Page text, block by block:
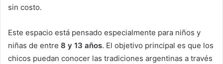
sin costo.
Este espacio está pensado especialmente para niños y
niñas de entre 8 y 13 años. El objetivo principal es que los
chicos puedan conocer las tradiciones argentinas a través